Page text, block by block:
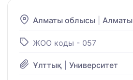
Алматы облысы Алматы
ЖОО коды - 057
Ұлттық Университет